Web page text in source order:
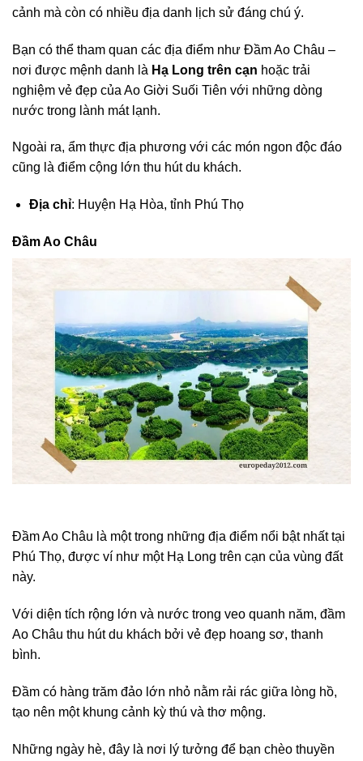
cảnh mà còn có nhiều địa danh lịch sử đáng chú ý.
Bạn có thể tham quan các địa điểm như Đầm Ao Châu –
nơi được mệnh danh là Hạ Long trên cạn hoặc trải
nghiệm vẻ đẹp của Ao Giời Suối Tiên với những dòng
nước trong lành mát lạnh.
Ngoài ra, ẩm thực địa phương với các món ngon độc đáo
cũng là điểm cộng lớn thu hút du khách.
Địa chỉ: Huyện Hạ Hòa, tỉnh Phú Thọ
Đầm Ao Châu
Đầm Ao Châu là một trong những địa điểm nổi bật nhất tại
Phú Thọ, được ví như một Hạ Long trên cạn của vùng đất
này.
Với diện tích rộng lớn và nước trong veo quanh năm, đầm
Ao Châu thu hút du khách bởi vẻ đẹp hoang sơ, thanh
bình.
Đầm có hàng trăm đảo lớn nhỏ nằm rải rác giữa lòng hồ,
tạo nên một khung cảnh kỳ thú và thơ mộng.
Những ngày hè, đây là nơi lý tưởng để bạn chèo thuyền